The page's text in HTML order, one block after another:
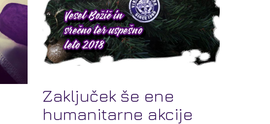
Zaključek še ene
humanitarne akcije